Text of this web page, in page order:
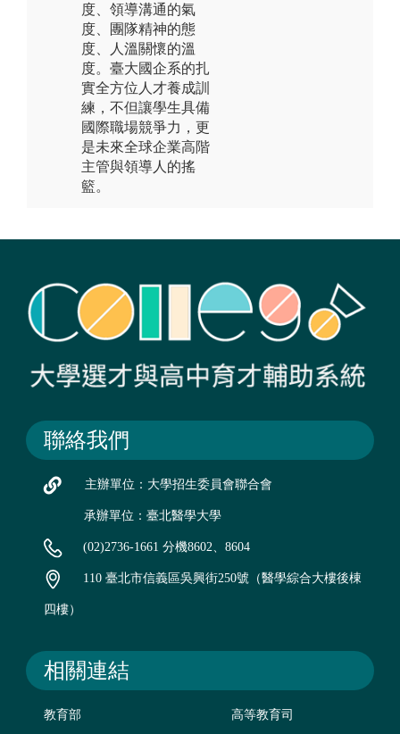
度、領導溝通的氣
度、團隊精神的態
度、人溫關懷的溫
度。臺大國企系的扎
實全方位人才養成訓
練，不但讓學生具備
國際職場競爭力，更
是未來全球企業高階
主管與領導人的搖
籃。
聯絡我們
主辦單位：大學招生委員會聯合會
承辦單位：臺北醫學大學
(02)2736-1661 分機8602、8604
110 臺北市信義區吳興街250號（醫學綜合大樓後棟
四樓）
相關連結
教育部 高等教育司